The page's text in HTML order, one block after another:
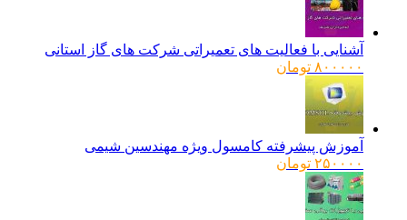
آشنایی با فعالیت های تعمیراتی شرکت های گاز استانی
۸۰۰۰۰۰ تومان
آموزش پیشرفته کامسول ویژه مهندسین شیمی
۲۵۰۰۰۰ تومان